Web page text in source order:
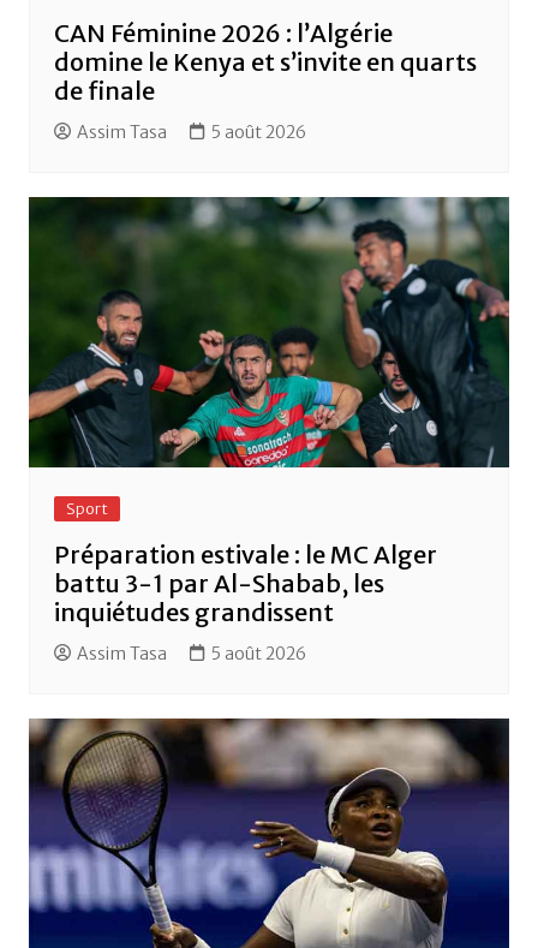
CAN Féminine 2026 : l’Algérie
domine le Kenya et s’invite en quarts
de finale
Assim Tasa 5 août 2026
Sport
Préparation estivale : le MC Alger
battu 3-1 par Al-Shabab, les
inquiétudes grandissent
Assim Tasa 5 août 2026